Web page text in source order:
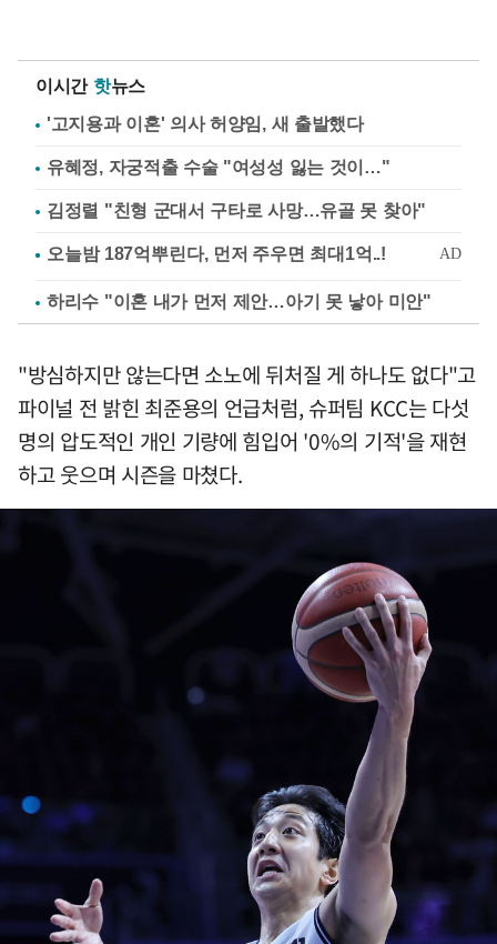
이시간 핫뉴스
'고지용과 이혼' 의사 허양임, 새 출발했다
유혜정, 자궁적출 수술 "여성성 잃는 것이…"
김정렬 "친형 군대서 구타로 사망…유골 못 찾아"
하리수 "이혼 내가 먼저 제안…아기 못 낳아 미안"
"방심하지만 않는다면 소노에 뒤처질 게 하나도 없다"고
파이널 전 밝힌 최준용의 언급처럼, 슈퍼팀 KCC는 다섯
명의 압도적인 개인 기량에 힘입어 '0%의 기적'을 재현
하고 웃으며 시즌을 마쳤다.